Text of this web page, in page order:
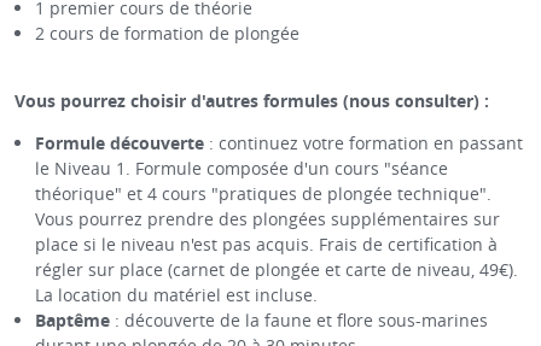
1 premier cours de théorie
2 cours de formation de plongée
Vous pourrez choisir d'autres formules (nous consulter) :
Formule découverte : continuez votre formation en passant
le Niveau 1. Formule composée d'un cours "séance
théorique" et 4 cours "pratiques de plongée technique".
Vous pourrez prendre des plongées supplémentaires sur
place si le niveau n'est pas acquis. Frais de certification à
régler sur place (carnet de plongée et carte de niveau, 49€).
La location du matériel est incluse.
Baptême : découverte de la faune et flore sous-marines